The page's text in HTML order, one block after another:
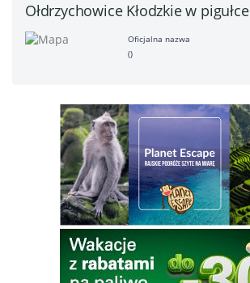
Ołdrzychowice Kłodzkie w pigułce
Oficjalna nazwa
()